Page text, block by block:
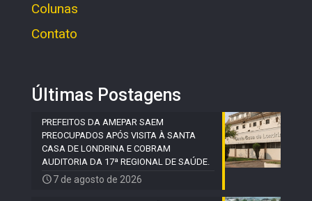
Colunas
Contato
Últimas Postagens
PREFEITOS DA AMEPAR SAEM
PREOCUPADOS APÓS VISITA À SANTA
CASA DE LONDRINA E COBRAM
AUDITORIA DA 17ª REGIONAL DE SAÚDE.
7 de agosto de 2026